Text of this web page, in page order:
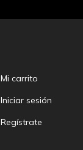
Mi carrito
Iniciar sesión
Regístrate